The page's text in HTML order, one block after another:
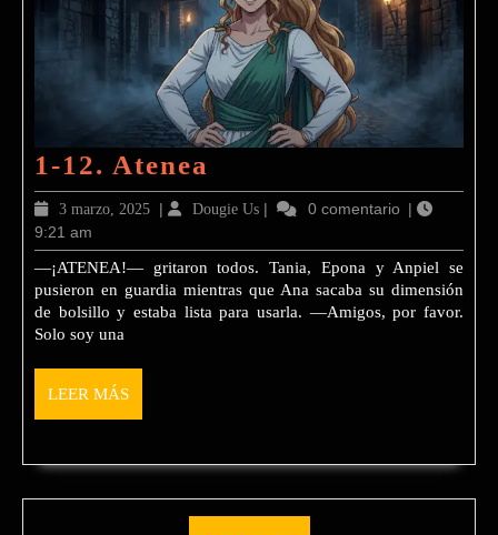
1-12. Atenea
12.
3 marzo, 20253
2025
| Dougie UsDougie
| 0 comentario |
9:21 am
—¡ATENEA!— gritaron todos. Tania, Epona y Anpiel se
pusieron en guardia mientras que Ana sacaba su dimensión
de bolsillo y estaba lista para usarla. —Amigos, por favor.
Solo soy una
LEER MÁSLEER
MÁS